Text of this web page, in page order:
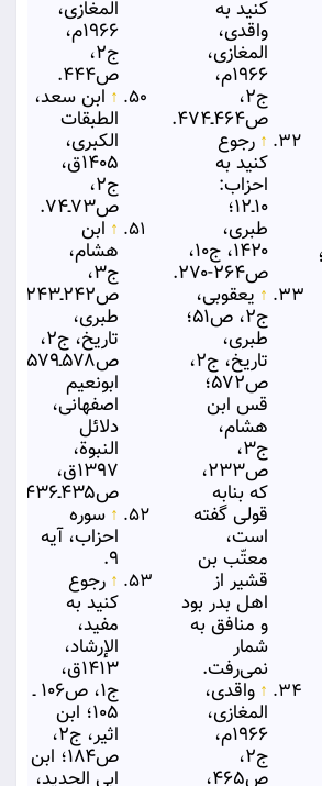
ص۴۴۲ـ۴۴۳؛
کنید به
واقدی،
المغازی،
۱۹۶۶م،
ج۲،
ص۴۶۴ـ۴۷۴.
↑ رجوع
کنید به
احزاب:
۱۰ـ۱۲؛
طبری،
۱۴۲۰، ج۱۰،
ص۲۶۴-۲۷۰.
↑ یعقوبی،
ج۲، ص۵۱؛
طبری،
تاریخ، ج۲،
ص۵۷۲؛
قس ابن
هشام،
ج۳،
ص۲۳۳،
که بنابه
قولی گفته
است،
معتّب بن
قشیر از
اهل بدر بود
و منافق به
شمار
نمی‌رفت.
↑ واقدی،
المغازی،
۱۹۶۶م،
ج۲،
ص۴۶۵،
المغازی،
۱۹۶۶م،
ج۲،
ص۴۴۴.
↑ ابن سعد،
الطبقات
الكبری،
۱۴۰۵ق،
ج۲،
ص۷۳ـ۷۴.
↑ ابن
هشام،
ج۳،
طبری،
تاریخ، ج۲،
ابونعیم
اصفهانی،
دلائل
النبوة،
۱۳۹۷ق،
ص۴۳۵ـ۴۳۶.
↑ سوره
احزاب، آیه
۹.
↑ رجوع
کنید به
مفید،
الإرشاد،
۱۴۱۳ق،
ج۱، ص۱۰۶ ـ
۱۰۵؛ ابن
اثیر، ج۲،
ص۱۸۴؛ ابن
ابی الحدید،